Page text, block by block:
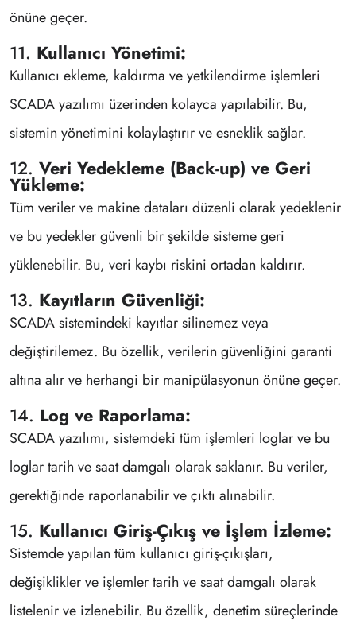
önüne geçer.
11. Kullanıcı Yönetimi:
Kullanıcı ekleme, kaldırma ve yetkilendirme işlemleri
SCADA yazılımı üzerinden kolayca yapılabilir. Bu,
sistemin yönetimini kolaylaştırır ve esneklik sağlar.
12. Veri Yedekleme (Back-up) ve Geri
Yükleme:
Tüm veriler ve makine dataları düzenli olarak yedeklenir
ve bu yedekler güvenli bir şekilde sisteme geri
yüklenebilir. Bu, veri kaybı riskini ortadan kaldırır.
13. Kayıtların Güvenliği:
SCADA sistemindeki kayıtlar silinemez veya
değiştirilemez. Bu özellik, verilerin güvenliğini garanti
altına alır ve herhangi bir manipülasyonun önüne geçer.
14. Log ve Raporlama:
SCADA yazılımı, sistemdeki tüm işlemleri loglar ve bu
loglar tarih ve saat damgalı olarak saklanır. Bu veriler,
gerektiğinde raporlanabilir ve çıktı alınabilir.
15. Kullanıcı Giriş-Çıkış ve İşlem İzleme:
Sistemde yapılan tüm kullanıcı giriş-çıkışları,
değişiklikler ve işlemler tarih ve saat damgalı olarak
listelenir ve izlenebilir. Bu özellik, denetim süreçlerinde